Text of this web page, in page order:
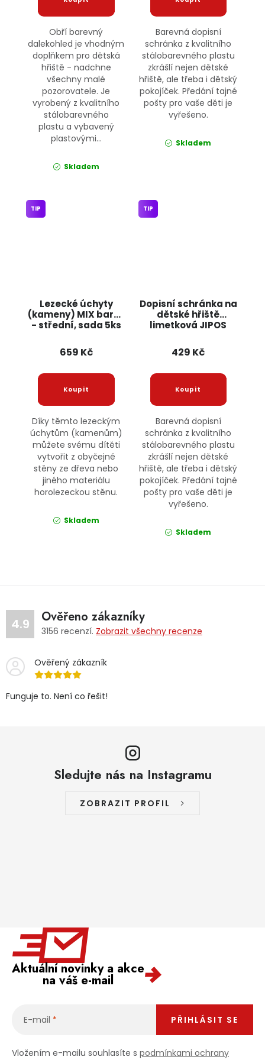
Obří barevný
dalekohled je vhodným
doplňkem pro dětská
hřiště - nadchne
všechny malé
pozorovatele. Je
vyrobený z kvalitního
stálobarevného
plastu a vybavený
plastovými...
Skladem
Barevná dopisní
schránka z kvalitního
stálobarevného plastu
zkrášlí nejen dětské
hřiště, ale třeba i dětský
pokojíček. Předání tajné
pošty pro vaše děti je
vyřešeno.
Skladem
Lezecké úchyty
(kameny) MIX barev
- střední, sada 5ks
TIP
659 Kč
Díky těmto lezeckým
úchytům (kamenům)
můžete svému dítěti
vytvořit z obyčejné
stěny ze dřeva nebo
jiného materiálu
horolezeckou stěnu.
Skladem
Dopisní schránka na
dětské hřiště
limetková JIPOS
TIP
429 Kč
Barevná dopisní
schránka z kvalitního
stálobarevného plastu
zkrášlí nejen dětské
hřiště, ale třeba i dětský
pokojíček. Předání tajné
pošty pro vaše děti je
vyřešeno.
Skladem
4.9 Ověřeno zákazníky
3156 recenzí. Zobrazit všechny recenze
Ověřený zákazník
Funguje to. Není co řešit!
Sledujte nás na Instagramu
ZOBRAZIT PROFIL
Aktuální novinky a akce
na váš e-mail
E-mail
Vložením e-mailu souhlasíte s podmínkami ochrany
PŘIHLÁSIT SE